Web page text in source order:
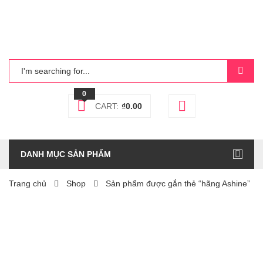
0
CART: ₫0.00
DANH MỤC SẢN PHẨM
Trang chủ Shop Sản phẩm được gắn thẻ “hãng Ashine”